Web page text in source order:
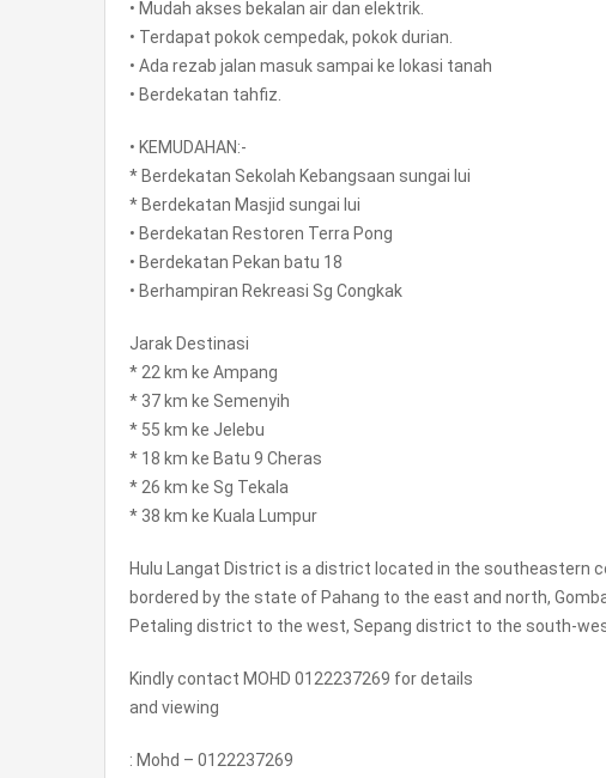
• Mudah akses bekalan air dan elektrik.
• Terdapat pokok cempedak, pokok durian.
• Ada rezab jalan masuk sampai ke lokasi tanah
• Berdekatan tahfiz.
• KEMUDAHAN:-
* Berdekatan Sekolah Kebangsaan sungai lui
* Berdekatan Masjid sungai lui
• Berdekatan Restoren Terra Pong
• Berdekatan Pekan batu 18
• Berhampiran Rekreasi Sg Congkak
Jarak Destinasi
* 22 km ke Ampang
* 37 km ke Semenyih
* 55 km ke Jelebu
* 18 km ke Batu 9 Cheras
* 26 km ke Sg Tekala
* 38 km ke Kuala Lumpur
Hulu Langat District is a district located in the southeastern
bordered by the state of Pahang to the east and north,
Petaling district to the west, Sepang district to the south-
Kindly contact MOHD 0122237269 for details
and viewing
: Mohd – 0122237269